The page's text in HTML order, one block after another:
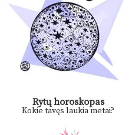
Rytų horoskopas
Kokie tavęs laukia metai?